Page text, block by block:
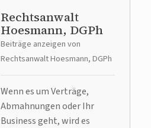
Rechtsanwalt
Hoesmann, DGPh
Beiträge anzeigen von
Rechtsanwalt Hoesmann, DGPh
Wenn es um Verträge,
Abmahnungen oder Ihr
Business geht, wird es